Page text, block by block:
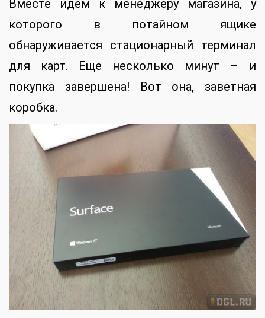
Вместе идем к менеджеру магазина, у
которого в потайном ящике
обнаруживается стационарный терминал
для карт. Еще несколько минут – и
покупка завершена! Вот она, заветная
коробка.